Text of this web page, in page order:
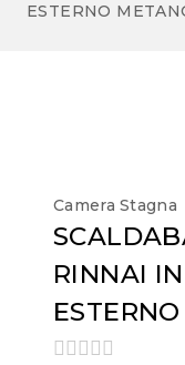
ESTERNO
Camera Stagna
RINNAI